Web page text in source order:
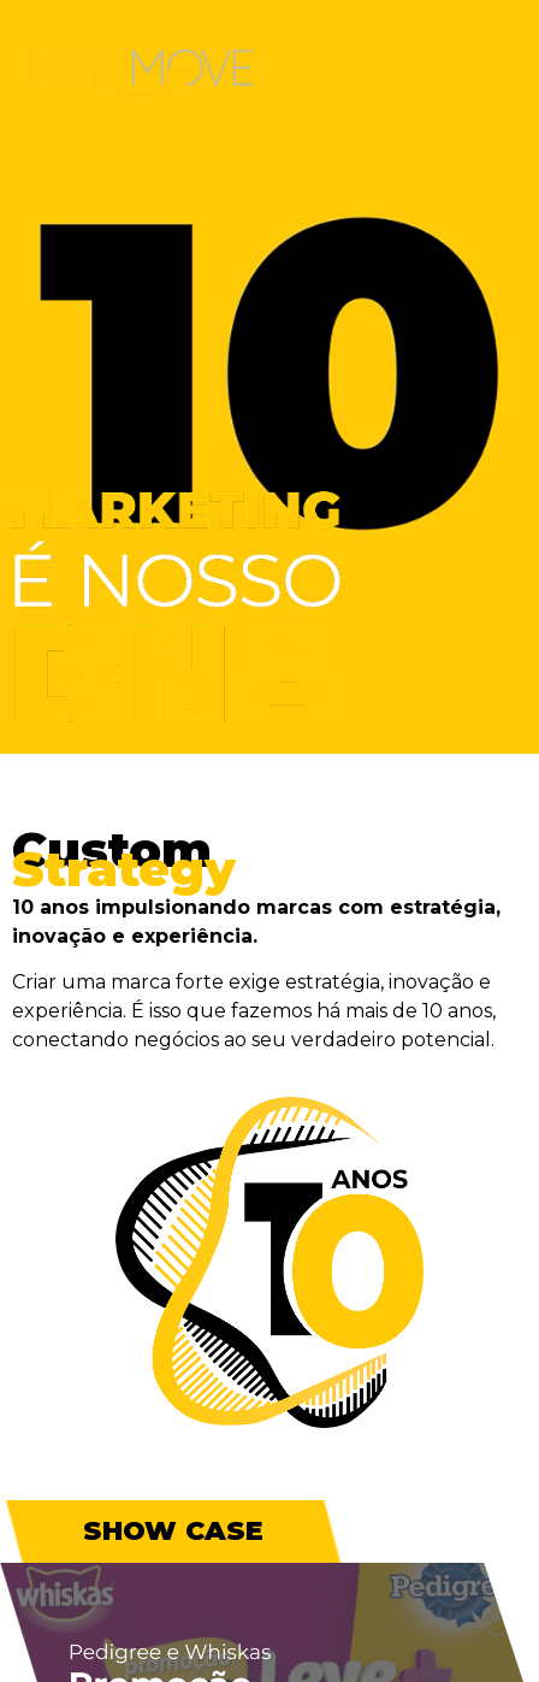
Custom
Strategy
10 anos impulsionando marcas com estratégia,
inovação e experiência.
Criar uma marca forte exige estratégia, inovação e
experiência. É isso que fazemos há mais de 10 anos,
conectando negócios ao seu verdadeiro potencial.
SHOW CASE